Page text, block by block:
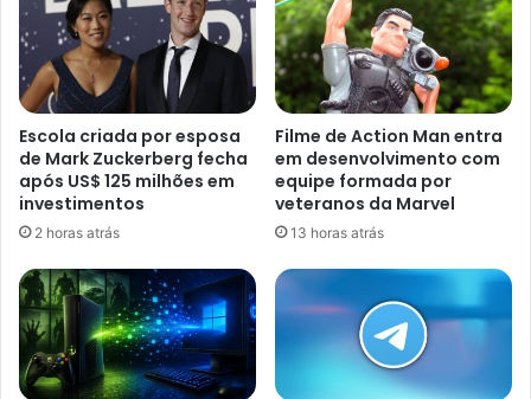
Escola criada por esposa
de Mark Zuckerberg fecha
após US$ 125 milhões em
investimentos
2 horas atrás
Filme de Action Man entra
em desenvolvimento com
equipe formada por
veteranos da Marvel
13 horas atrás